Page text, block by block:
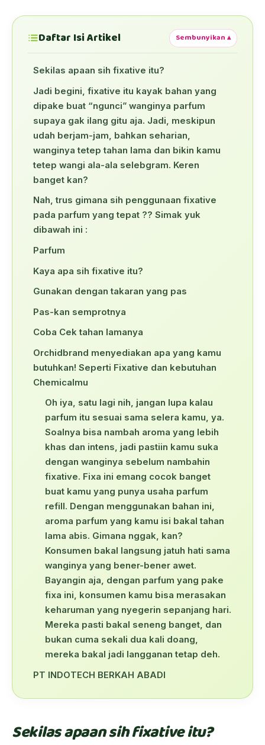
Daftar Isi Artikel Sembunyikan ▴
Sekilas apaan sih fixative itu?
Jadi begini, fixative itu kayak bahan yang
dipake buat “ngunci” wanginya parfum
supaya gak ilang gitu aja. Jadi, meskipun
udah berjam-jam, bahkan seharian,
wanginya tetep tahan lama dan bikin kamu
tetep wangi ala-ala selebgram. Keren
banget kan?
Nah, trus gimana sih penggunaan fixative
pada parfum yang tepat ?? Simak yuk
dibawah ini :
Parfum
Kaya apa sih fixative itu?
Gunakan dengan takaran yang pas
Pas-kan semprotnya
Coba Cek tahan lamanya
Orchidbrand menyediakan apa yang kamu
butuhkan! Seperti Fixative dan kebutuhan
Chemicalmu
Oh iya, satu lagi nih, jangan lupa kalau
parfum itu sesuai sama selera kamu, ya.
Soalnya bisa nambah aroma yang lebih
khas dan intens, jadi pastiin kamu suka
dengan wanginya sebelum nambahin
fixative. Fixa ini emang cocok banget
buat kamu yang punya usaha parfum
refill. Dengan menggunakan bahan ini,
aroma parfum yang kamu isi bakal tahan
lama abis. Gimana nggak, kan?
Konsumen bakal langsung jatuh hati sama
wanginya yang bener-bener awet.
Bayangin aja, dengan parfum yang pake
fixa ini, konsumen kamu bisa merasakan
keharuman yang nyegerin sepanjang hari.
Mereka pasti bakal seneng banget, dan
bukan cuma sekali dua kali doang,
mereka bakal jadi langganan tetap deh.
PT INDOTECH BERKAH ABADI
Sekilas apaan sih fixative itu?